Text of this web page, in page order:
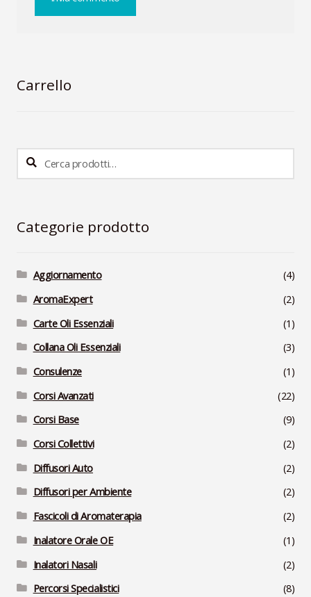
Carrello
Cerca:
Cerca
Categorie prodotto
Aggiornamento
(4)
AromaExpert
(2)
Carte Oli Essenziali
(1)
Collana Oli Essenziali
(3)
Consulenze
(1)
Corsi Avanzati
(22)
Corsi Base
(9)
Corsi Collettivi
(2)
Diffusori Auto
(2)
Diffusori per Ambiente
(2)
Fascicoli di Aromaterapia
(2)
Inalatore Orale OE
(1)
Inalatori Nasali
(2)
Percorsi Specialistici
(8)